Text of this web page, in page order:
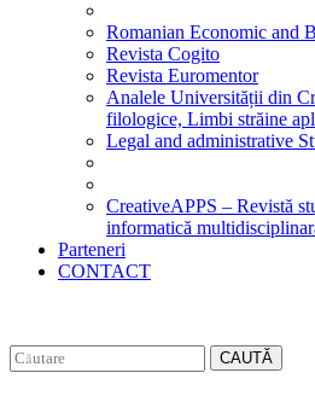
Romanian Economic and
Revista Cogito
Revista Euromentor
Analele Universității din
filologice, Limbi străine
Legal and administrative
CreativeAPPS – Revistă
informatică
Parteneri
CONTACT
CAUTĂ